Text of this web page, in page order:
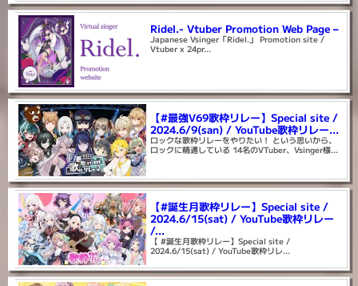
Ridel.- Vtuber Promotion Web Page –
Japanese Vsinger「Ridel.」 Promotion site /
Vtuber x 24pr...
【#最強V69歌枠リレー】Special site /
2024.6/9(san) / YouTube歌枠リレー...
ロックな歌枠リレーをやりたい！ という思いから、
ロックに精通している 14名のVTuber、Vsinger様...
【#誕生月歌枠リレー】Special site /
2024.6/15(sat) / YouTube歌枠リレー
/...
【 #誕生月歌枠リレー】Special site /
2024.6/15(sat) / YouTube歌枠リレ...